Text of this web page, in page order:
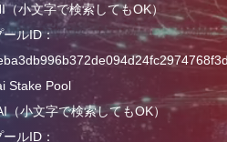
小文字で検索してもOK）
ールID：
Stake Pool
（小文字で検索してもOK）
ールID：